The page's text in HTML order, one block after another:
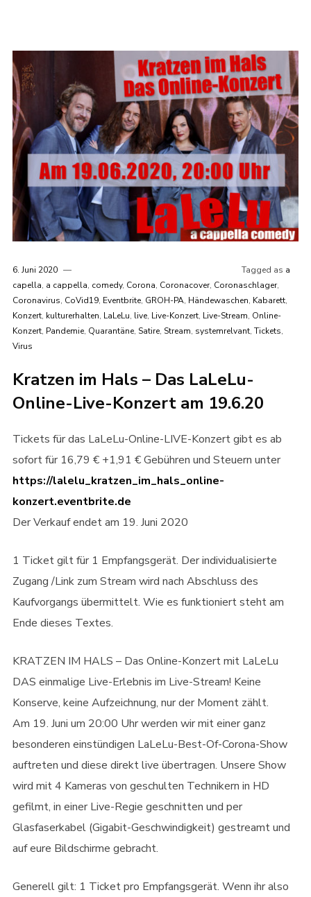
6. Juni 2020 Tagged as a
capella, a cappella, comedy, Corona, Coronacover, Coronaschlager,
Coronavirus, CoVid19, Eventbrite, GROH-PA, Händewaschen, Kabarett,
Konzert, kulturerhalten, LaLeLu, live, Live-Konzert, Live-Stream, Online-
Konzert, Pandemie, Quarantäne, Satire, Stream, systemrelvant, Tickets,
Virus
Kratzen im Hals – Das LaLeLu-
Online-Live-Konzert am 19.6.20
Tickets für das LaLeLu-Online-LIVE-Konzert gibt es ab
sofort für 16,79 € +1,91 € Gebühren und Steuern unter
https://lalelu_kratzen_im_hals_online-
konzert.eventbrite.de
Der Verkauf endet am 19. Juni 2020
1 Ticket gilt für 1 Empfangsgerät. Der individualisierte
Zugang /Link zum Stream wird nach Abschluss des
Kaufvorgangs übermittelt. Wie es funktioniert steht am
Ende dieses Textes.
KRATZEN IM HALS – Das Online-Konzert mit LaLeLu
DAS einmalige Live-Erlebnis im Live-Stream! Keine
Konserve, keine Aufzeichnung, nur der Moment zählt.
Am 19. Juni um 20:00 Uhr werden wir mit einer ganz
besonderen einstündigen LaLeLu-Best-Of-Corona-Show
auftreten und diese direkt live übertragen. Unsere Show
wird mit 4 Kameras von geschulten Technikern in HD
gefilmt, in einer Live-Regie geschnitten und per
Glasfaserkabel (Gigabit-Geschwindigkeit) gestreamt und
auf eure Bildschirme gebracht.
Generell gilt: 1 Ticket pro Empfangsgerät. Wenn ihr also